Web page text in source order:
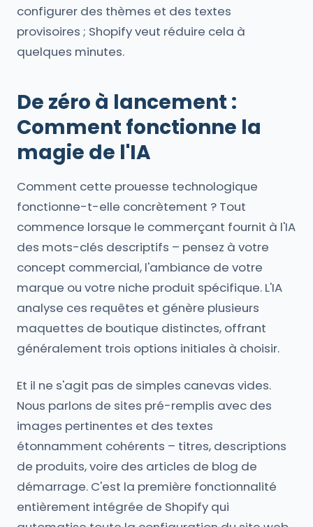
configurer des thèmes et des textes
provisoires ; Shopify veut réduire cela à
quelques minutes.
De zéro à lancement :
Comment fonctionne la
magie de l'IA
Comment cette prouesse technologique
fonctionne-t-elle concrètement ? Tout
commence lorsque le commerçant fournit à l'IA
des mots-clés descriptifs – pensez à votre
concept commercial, l'ambiance de votre
marque ou votre niche produit spécifique. L'IA
analyse ces requêtes et génère plusieurs
maquettes de boutique distinctes, offrant
généralement trois options initiales à choisir.
Et il ne s'agit pas de simples canevas vides.
Nous parlons de sites pré-remplis avec des
images pertinentes et des textes
étonnamment cohérents – titres, descriptions
de produits, voire des articles de blog de
démarrage. C'est la première fonctionnalité
entièrement intégrée de Shopify qui